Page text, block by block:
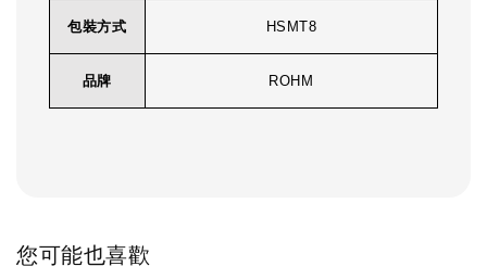
包裝方式 HSMT8
品牌 ROHM
您可能也喜歡